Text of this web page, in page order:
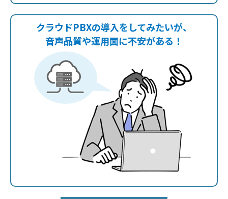
クラウドPBXの導入をしてみたいが、
音声品質や運用面に不安がある！